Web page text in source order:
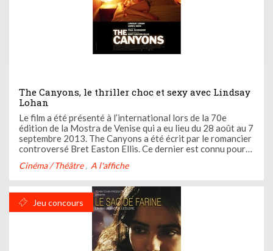
The Canyons, le thriller choc et sexy avec Lindsay
Lohan
Le film a été présenté à l’international lors de la 70e
édition de la Mostra de Venise qui a eu lieu du 28 août au 7
septembre 2013. The Canyons a été écrit par le romancier
controversé Bret Easton Ellis. Ce dernier est connu pour
Hills, American Psycho, Les Lois de l'Attraction ou ...
Cinéma / Théâtre A l'affiche
Jeu concours